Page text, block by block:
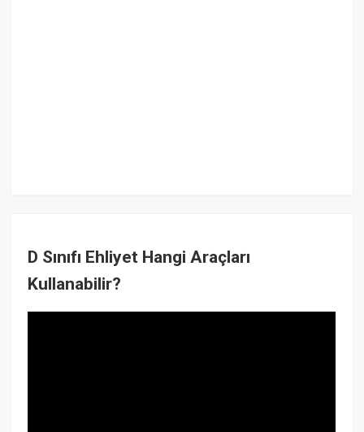
D Sınıfı Ehliyet Hangi Araçları
Kullanabilir?